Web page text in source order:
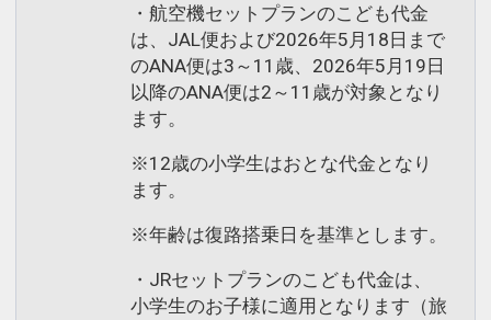
・航空機セットプランのこども代金
は、JAL便および2026年5月18日まで
のANA便は3～11歳、2026年5月19日
以降のANA便は2～11歳が対象となり
ます。
※12歳の小学生はおとな代金となり
ます。
※年齢は復路搭乗日を基準とします。
・JRセットプランのこども代金は、
小学生のお子様に適用となります（旅